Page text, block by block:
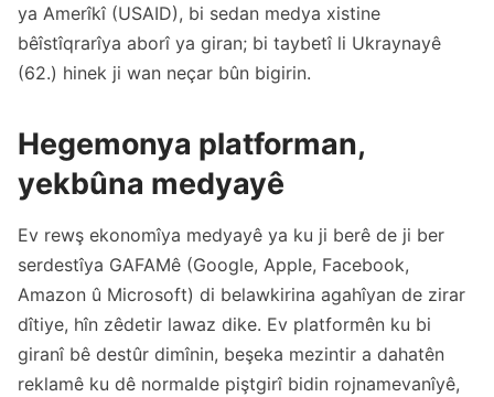
ya Amerîkî (USAID), bi sedan medya xistine
bêîstîqrarîya aborî ya giran; bi taybetî li Ukraynayê
(62.) hinek ji wan neçar bûn bigirin.
Hegemonya platforman,
yekbûna medyayê
Ev rewş ekonomîya medyayê ya ku ji berê de ji ber
serdestîya GAFAMê (Google, Apple, Facebook,
Amazon û Microsoft) di belawkirina agahîyan de zirar
dîtiye, hîn zêdetir lawaz dike. Ev platformên ku bi
giranî bê destûr dimînin, beşeka mezintir a dahatên
reklamê ku dê normalde piştgirî bidin rojnamevanîyê,